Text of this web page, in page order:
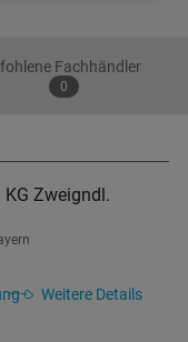
Fachhändler
0
KG Zweigndl.
Weitere Details